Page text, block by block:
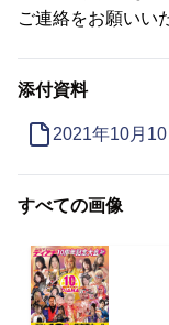
ご連絡をお願いい
添付資料
2021年10月
すべての画像